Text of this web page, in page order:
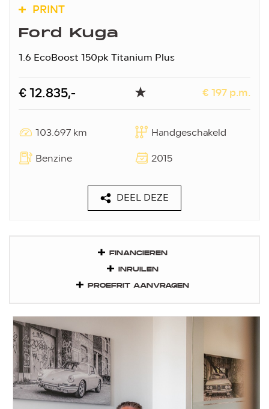
PRINT
Ford Kuga
1.6 EcoBoost 150pk Titanium Plus
€ 12.835,- € 197 p.m.
103.697 km
Handgeschakeld
Benzine
2015
DEEL DEZE
FINANCIEREN
INRUILEN
PROEFRIT AANVRAGEN